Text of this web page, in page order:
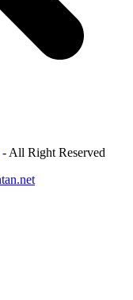
- All Right Reserved